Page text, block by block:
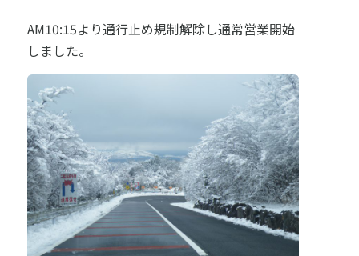
AM10:15より通行止め規制解除し通常営業開始
しました。